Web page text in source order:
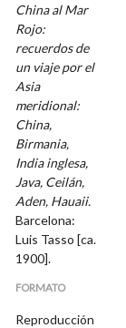
China al Mar
Rojo:
recuerdos de
un viaje por el
Asia
meridional:
China,
Birmania,
India inglesa,
Java, Ceilán,
Aden, Hauaii.
Barcelona:
Luis Tasso [ca.
1900].
FORMATO
Reproducción